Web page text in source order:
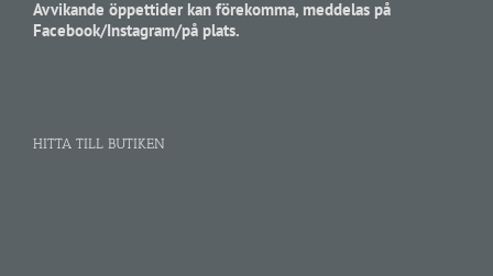
Avvikande öppettider kan förekomma, meddelas på
Facebook/Instagram/på plats.
HITTA TILL BUTIKEN